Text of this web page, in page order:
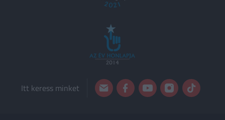
Itt keress minket